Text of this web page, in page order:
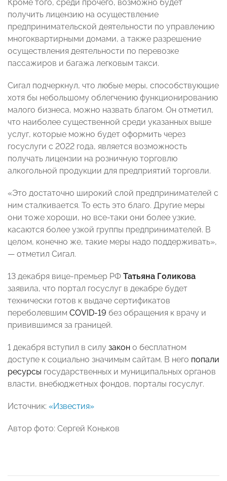
Кроме того, среди прочего, возможно будет
получить лицензию на осуществление
предпринимательской деятельности по управлению
многоквартирными домами, а также разрешение
осуществления деятельности по перевозке
пассажиров и багажа легковым такси.
Сигал подчеркнул, что любые меры, способствующие
хотя бы небольшому облегчению функционированию
малого бизнеса, можно назвать благом. Он отметил,
что наиболее существенной среди указанных выше
услуг, которые можно будет оформить через
госуслуги с 2022 года, является возможность
получать лицензии на розничную торговлю
алкогольной продукции для предприятий торговли.
«Это достаточно широкий слой предпринимателей с
ним сталкивается. То есть это благо. Другие меры
они тоже хороши, но все-таки они более узкие,
касаются более узкой группы предпринимателей. В
целом, конечно же, такие меры надо поддерживать»,
— отметил Сигал.
13 декабря вице-премьер РФ Татьяна Голикова
заявила, что портал госуслуг в декабре будет
технически готов к выдаче сертификатов
переболевшим COVID-19 без обращения к врачу и
привившимся за границей.
1 декабря вступил в силу закон о бесплатном
доступе к социально значимым сайтам. В него попали
ресурсы государственных и муниципальных органов
власти, внебюджетных фондов, порталы госуслуг.
Источник: «Известия»
Автор фото: Сергей Коньков